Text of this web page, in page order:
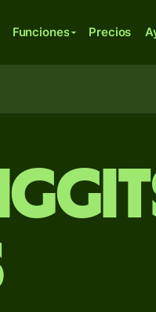
Funciones Precios